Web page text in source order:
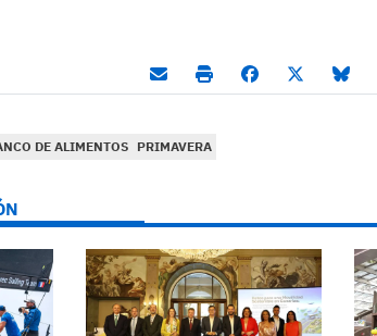
DE ALIMENTOS PRIMAVERA